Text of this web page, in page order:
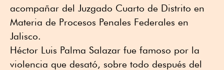
acompañar del Juzgado Cuarto de Distrito en
Materia de Procesos Penales Federales en
Jalisco.
Héctor Luis Palma Salazar fue famoso por la
violencia que desató, sobre todo después del